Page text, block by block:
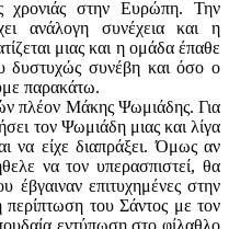
χρονιάς στην Ευρώπη. Την
ανάλογη συνέχεια και η
μιας και η ομάδα έπαθε
δυστυχώς συνέβη και όσο ο
παρακάτω.
πλέον Μάκης Ψωμιάδης. Για
τον Ψωμιάδη μιας και λίγα
να είχε διαπράξει. Όμως αν
να τον υπερασπιστεί, θα
έβγαιναν επιτυχημένες στην
περίπτωση του Σάντος με τον
εντύπωση στο φίλαθλο